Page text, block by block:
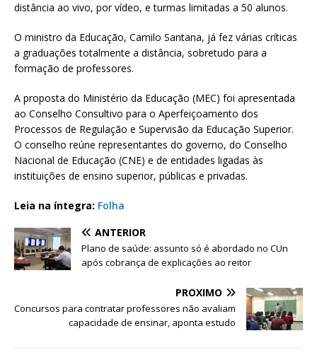
distância ao vivo, por vídeo, e turmas limitadas a 50 alunos.
O ministro da Educação, Camilo Santana, já fez várias críticas
a graduações totalmente a distância, sobretudo para a
formação de professores.
A proposta do Ministério da Educação (MEC) foi apresentada
ao Conselho Consultivo para o Aperfeiçoamento dos
Processos de Regulação e Supervisão da Educação Superior.
O conselho reúne representantes do governo, do Conselho
Nacional de Educação (CNE) e de entidades ligadas às
instituições de ensino superior, públicas e privadas.
Leia na íntegra: Folha
ANTERIOR
Plano de saúde: assunto só é abordado no CUn
após cobrança de explicações ao reitor
PRÓXIMO
Concursos para contratar professores não avaliam
capacidade de ensinar, aponta estudo